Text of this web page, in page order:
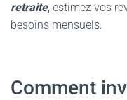
retraite, estimez vos
besoins mensuels.
Comment